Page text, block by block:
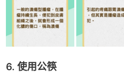
6. 使用公筷